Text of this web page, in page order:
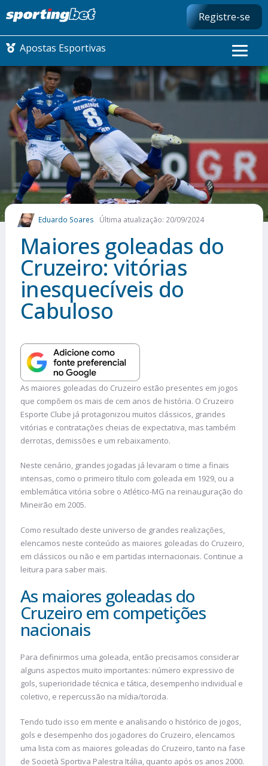
Registre-se
Apostas Esportivas
CONMEBOL LIBERTADORES
FUTEBOL NACIONAL
FUTEBOL INTERNACIONAL
COMO APOSTAR
MAIS ESPORTES
Eduardo Soares Última atualização: 20/09/2024
Maiores goleadas do
Cruzeiro: vitórias
inesquecíveis do
Cabuloso
As maiores goleadas do Cruzeiro estão presentes em jogos
que compõem os mais de cem anos de história. O Cruzeiro
Esporte Clube já protagonizou muitos clássicos, grandes
vitórias e contratações cheias de expectativa, mas também
derrotas, demissões e um rebaixamento.
Neste cenário, grandes jogadas já levaram o time a finais
intensas, como o primeiro título com goleada em 1929, ou a
emblemática vitória sobre o Atlético-MG na reinauguração do
Mineirão em 2005.
Como resultado deste universo de grandes realizações,
elencamos neste conteúdo as maiores goleadas do Cruzeiro,
em clássicos ou não e em partidas internacionais. Continue a
leitura para saber mais.
As maiores goleadas do
Cruzeiro em competições
nacionais
Para definirmos uma goleada, então precisamos considerar
alguns aspectos muito importantes: número expressivo de
gols, superioridade técnica e tática, desempenho individual e
coletivo, e repercussão na mídia/torcida.
Tendo tudo isso em mente e analisando o histórico de jogos,
gols e desempenho dos jogadores do Cruzeiro, elencamos
uma lista com as maiores goleadas do Cruzeiro, tanto na fase
de Società Sportiva Palestra Itália, quanto após os anos 2000.